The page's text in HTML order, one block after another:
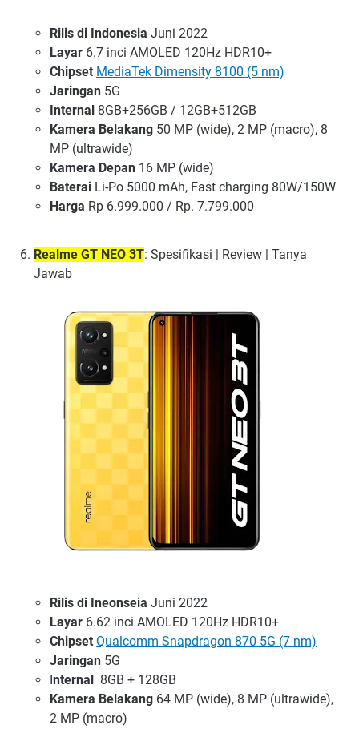
Rilis di Indonesia Juni 2022
Layar 6.7 inci AMOLED 120Hz HDR10+
Chipset MediaTek Dimensity 8100 (5 nm)
Jaringan 5G
Internal 8GB+256GB / 12GB+512GB
Kamera Belakang 50 MP (wide), 2 MP (macro), 8
MP (ultrawide)
Kamera Depan 16 MP (wide)
Baterai Li-Po 5000 mAh, Fast charging 80W/150W
Harga Rp 6.999.000 / Rp. 7.799.000
Realme GT NEO 3T: Spesifikasi | Review | Tanya
Jawab
Rilis di Ineonseia Juni 2022
Layar 6.62 inci AMOLED 120Hz HDR10+
Chipset Qualcomm Snapdragon 870 5G (7 nm)
Jaringan 5G
nternal
8GB + 128GB
Kamera Belakang 64 MP (wide), 8 MP (ultrawide),
2 MP (macro)